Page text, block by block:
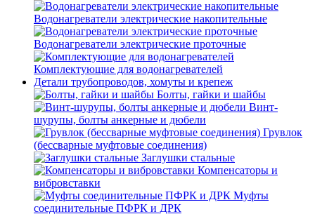
Водонагреватели электрические накопительные
Водонагреватели электрические проточные
Комплектующие для водонагревателей
Детали трубопроводов, хомуты и крепеж
Болты, гайки и шайбы
Винт-
шурупы, болты анкерные и дюбели
Грувлок
(бессварные муфтовые соединения)
Заглушки стальные
Компенсаторы и
вибровставки
Муфты
соединительные ПФРК и ДРК